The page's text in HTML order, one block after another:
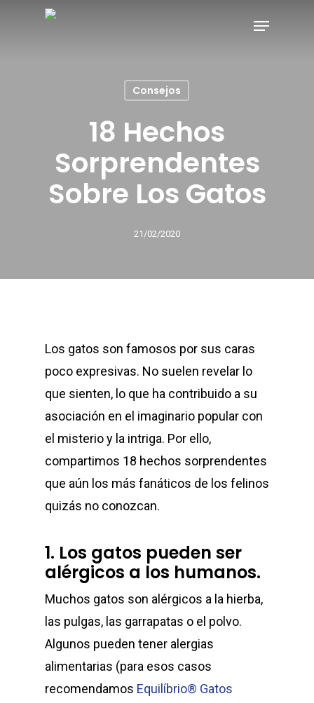
Consejos
18 Hechos
Sorprendentes
Sobre Los Gatos
21/02/2020
Los gatos son famosos por sus caras
poco expresivas. No suelen revelar lo
que sienten, lo que ha contribuido a su
asociación en el imaginario popular con
el misterio y la intriga. Por ello,
compartimos 18 hechos sorprendentes
que aún los más fanáticos de los felinos
quizás no conozcan.
1. Los gatos pueden ser
alérgicos a los humanos.
Muchos gatos son alérgicos a la hierba,
las pulgas, las garrapatas o el polvo.
Algunos pueden tener alergias
alimentarias (para esos casos
recomendamos Equilíbrio® Gatos